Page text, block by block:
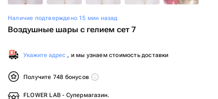
Наличие подтверждено 15 мин назад
Воздушные шары с гелием сет 7
Укажите адрес , и мы узнаем стоимость доставки
Получите 748 бонусов
FLOWER LAB - Супермагазин.